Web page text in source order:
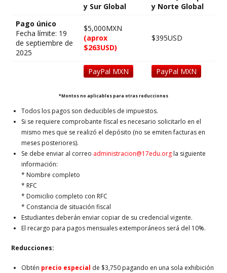
y Sur Global
y Norte Global
Pago único
Fecha límite: 19
de septiembre de
2025
$5,000MXN
(aprox
$263USD)
$395USD
PayPal MXN PayPal MXN
*Montos no aplicables para otras reducciones
Todos los pagos son deducibles de impuestos.
Si se requiere comprobante fiscal es necesario solicitarlo en el
mismo mes que se realizó el depósito (no se emiten facturas en
meses posteriores).
Se debe enviar al correo administracion@17edu.org la siguiente
información:
* Nombre completo
* RFC
* Domicilio completo con RFC
* Constancia de situación fiscal
Estudiantes deberán enviar copiar de su credencial vigente.
El recargo para pagos mensuales extemporáneos será del 10%.
Reducciones:
Obtén precio especial de $3,750 pagando en una sola exhibición